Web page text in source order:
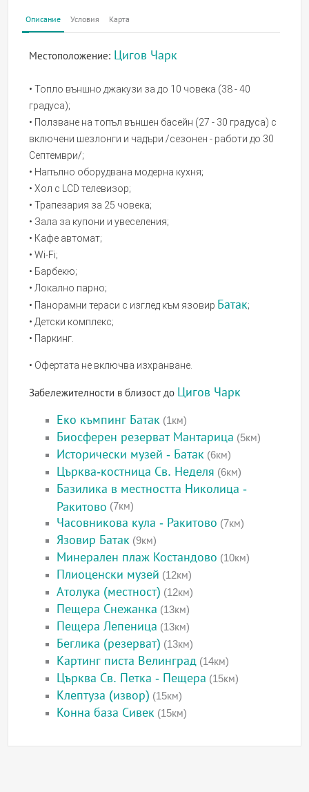
Описание Условия Карта
Местоположение: Цигов Чарк
• Топло външно джакузи за до 10 човека (38 - 40
градуса);
• Ползване на топъл външен басейн (27 - 30 градуса) с
включени шезлонги и чадъри /сезонен - работи до 30
Септември/;
• Напълно оборудвана модерна кухня;
• Хол с LCD телевизор;
• Трапезария за 25 човека;
• Зала за купони и увеселения;
• Кафе автомат;
• Wi-Fi;
• Барбекю;
• Локално парно;
• Панорамни тераси с изглед към язовир Батак;
• Детски комплекс;
• Паркинг.
• Офертата не включва изхранване.
Забележителности в близост до Цигов Чарк
Еко къмпинг Батак (1км)
Биосферен резерват Мантарица (5км)
Исторически музей - Батак (6км)
Църква-костница Св. Неделя (6км)
Базилика в местността Николица -
Ракитово (7км)
Часовникова кула - Ракитово (7км)
Язовир Батак (9км)
Минерален плаж Костандово (10км)
Плиоценски музей (12км)
Атолука (местност) (12км)
Пещера Снежанка (13км)
Пещера Лепеница (13км)
Беглика (резерват) (13км)
Картинг писта Велинград (14км)
Църква Св. Петка - Пещера (15км)
Клептуза (извор) (15км)
Конна база Сивек (15км)